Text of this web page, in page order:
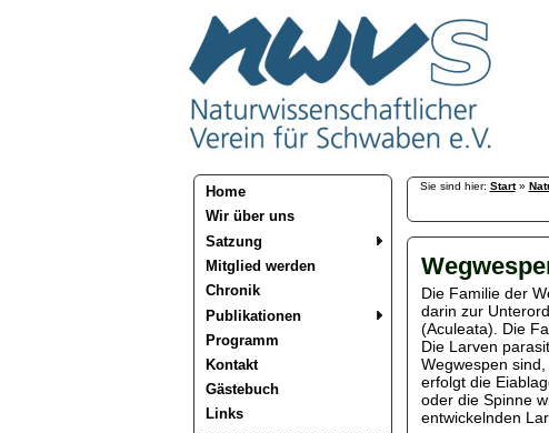
Home
Wir über uns
Satzung
Mitglied werden
Chronik
Publikationen
Programm
Kontakt
Gästebuch
Links
Sie sind hier: Start»
Die Familie der
darin zur
(Aculeata). Die
Die Larven
Wegwespen
erfolgt die
oder die Spinne
entwickelnden